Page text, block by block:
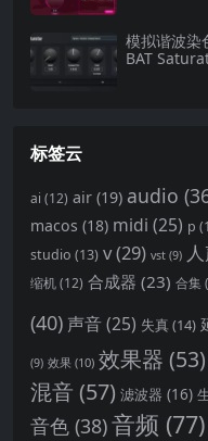
模拟谐波染
BAT
标签云
ai (12) air (19) audio
macos (18) midi (25) p
studio (13) v(29) vst (9)
缩机(12) 合成器 (23) 合集
(40) 声音(25) 失真(14)
(9) 效果 (10) 效果器 (53)
混音 (57) 滤波器 (16)
音色 (38)音频 (77)